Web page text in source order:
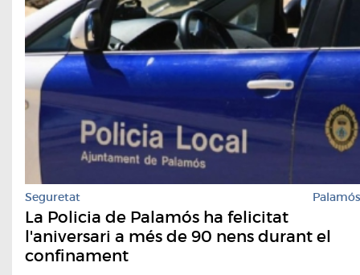
Seguretat Palamós
La Policia de Palamós ha felicitat
l'aniversari a més de 90 nens durant el
confinament